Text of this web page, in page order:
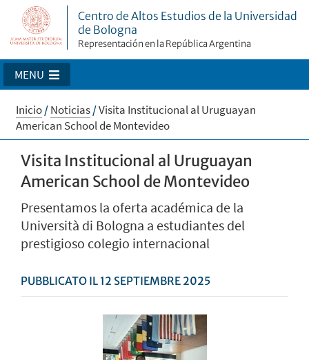
Centro de Altos Estudios de la Universidad
de Bologna
Representación en la República Argentina
MENU
Inicio/Noticias/Visita Institucional al Uruguayan
American School de Montevideo
Visita Institucional al Uruguayan
American School de Montevideo
Presentamos la oferta académica de la
Università di Bologna a estudiantes del
prestigioso colegio internacional
PUBBLICATO IL 12 SEPTIEMBRE 2025